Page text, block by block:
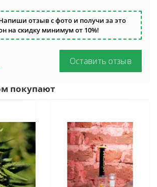
отзыв с фото и получи за это
на скидку минимум от 10%!
Оставить отзыв
покупают